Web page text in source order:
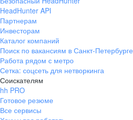
HeadHunter API
Партнерам
Инвесторам
Каталог компаний
Поиск по вакансиям в Санкт-Петербурге
Работа рядом с метро
Сетка: соцсеть для нетворкинга
Соискателям
hh PRO
Готовое резюме
Все сервисы